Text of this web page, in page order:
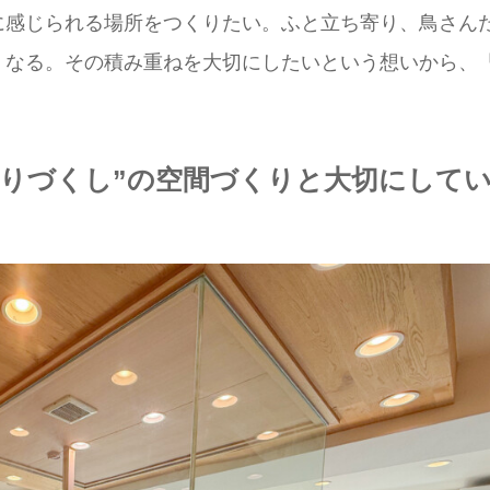
じられる場所をつくりたい。ふと立ち寄り、鳥さん
る。その積み重ねを大切にしたいという想いから、
づくし”の空間づくりと大切にして